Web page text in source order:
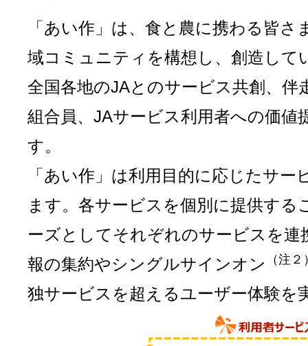
「あい作」は、食と農に携わる皆
域コミュニティを構想し、創造して
全国各地のJAとのサービス共創、伴
組合員、JAサービス利用者への価値
す。
「あい作」は利用目的に応じたサ
ます。各サービスを個別に提供する
ーズとしてそれぞれのサービスを連
報の集約やシングルサインオン
（注２
独サービスを超えるユーザー体験を